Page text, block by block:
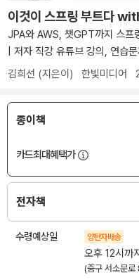
이것이 스프링 부트다
JPA와 AWS, 챗GPT까지 스프
| 저자 직강 유튜브 강의, 연습
김희선 (지은이) 한빛미디어
종이책
카드최대혜택가
전자책
수령예상일 양탄자배송
오후 12시까
(중구 서소문